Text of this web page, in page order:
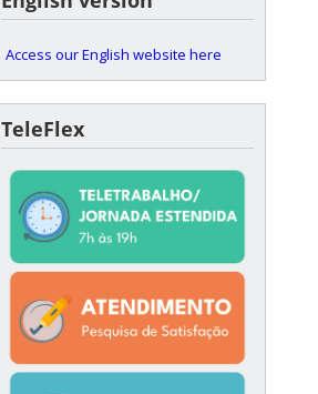
Access our English website here
TeleFlex